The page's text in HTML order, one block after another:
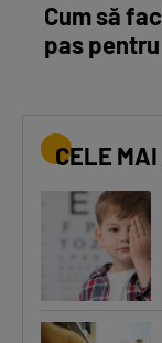
Cum să
pas
CELE